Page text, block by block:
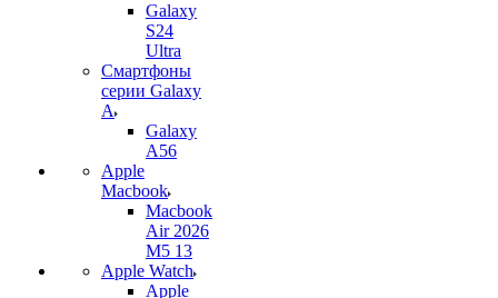
Galaxy
S24
Ultra
Смартфоны
серии Galaxy
A
Galaxy
A56
Apple
Macbook
Macbook
Air 2026
M5 13
Apple Watch
Apple